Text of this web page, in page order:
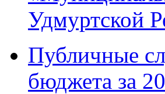
Удмуртской
Публичные
бюджета за